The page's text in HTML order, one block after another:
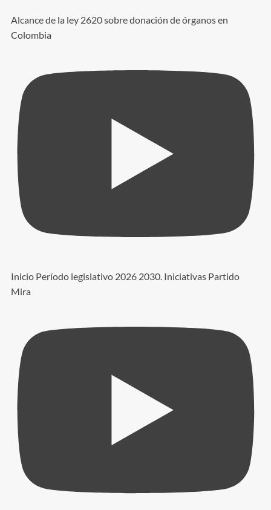
Alcance de la ley 2620 sobre donación de órganos en
Colombia
Inicio Período legislativo 2026 2030. Iniciativas Partido
Mira